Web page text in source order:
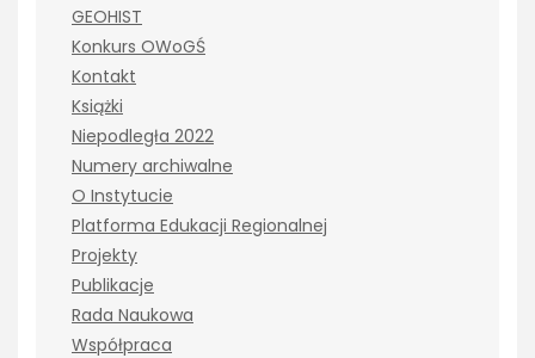
GEOHIST
Konkurs OWoGŚ
Kontakt
Książki
Niepodległa 2022
Numery archiwalne
O Instytucie
Platforma Edukacji Regionalnej
Projekty
Publikacje
Rada Naukowa
Współpraca